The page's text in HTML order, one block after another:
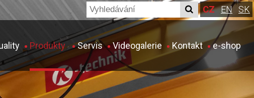
CZ EN SK
Produkty Servis Videogalerie Kontakt e-shop